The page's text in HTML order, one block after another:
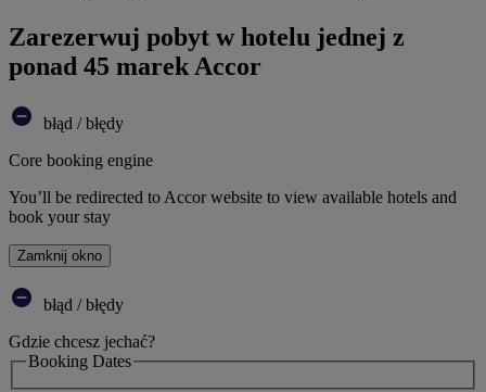
Zarezerwuj pobyt w hotelu jednej z
ponad 45 marek Accor
błąd / błędy
Core booking engine
You’ll be redirected to Accor website to view available hotels and
book your stay
Zamknij okno
błąd / błędy
Gdzie chcesz jechać?
Booking Dates